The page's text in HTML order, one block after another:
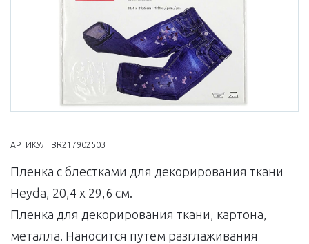
АРТИКУЛ: BR217902503
Пленка с блестками для декорирования ткани
Heyda, 20,4 х 29,6 см.
Пленка для декорирования ткани, картона,
металла. Наносится путем разглаживания